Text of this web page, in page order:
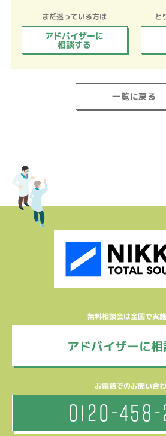
まだ迷っている方は
アドバイザーに
相談する
と
一覧に戻る
無料相談会は全国で実施
アドバイザーに
お電話でのお問い合
0120-